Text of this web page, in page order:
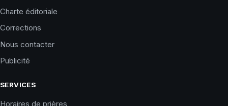
Charte éditoriale
Corrections
Nous contacter
Publicité
SERVICES
Horaires de prières